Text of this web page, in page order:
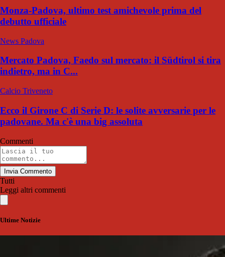
Monza-Padova, ultimo test amichevole prima del
debutto ufficiale
News Padova
Mercato Padova, Faedo sul mercato: il Südtirol si tira
indietro, ma in C...
Calcio Triveneto
Ecco il Girone C di Serie D: le solite avversarie per le
padovane. Ma c'è una big assoluta
Commenti
Invia Commento
Tutti
Leggi altri commenti
Ultime Notizie